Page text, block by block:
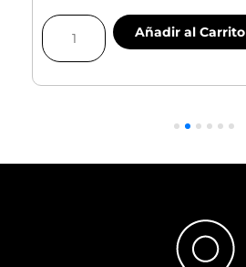
Pastillas
Freno
cantidad
Añadir al Carrito